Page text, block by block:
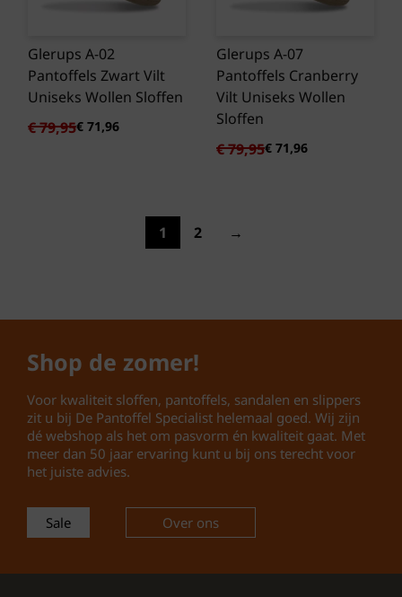
Glerups A-02
Pantoffels Zwart Vilt
Uniseks Wollen Sloffen
€79,95
Oorspronkelijke
€ 71,96
Huidige
Glerups A-07
Pantoffels Cranberry
Vilt Uniseks Wollen
Sloffen
€79,95
Oorspronkelijke
€71,96
Huidige
1 2 →
Shop de zomer!
Voor kwaliteit sloffen, pantoffels, sandalen en slippers
zit u bij De Pantoffel Specialist helemaal goed. Wij zijn
dé webshop als het om pasvorm én kwaliteit gaat. Met
meer dan 50 jaar ervaring kunt u bij ons terecht voor
het juiste advies.
Sale Over ons